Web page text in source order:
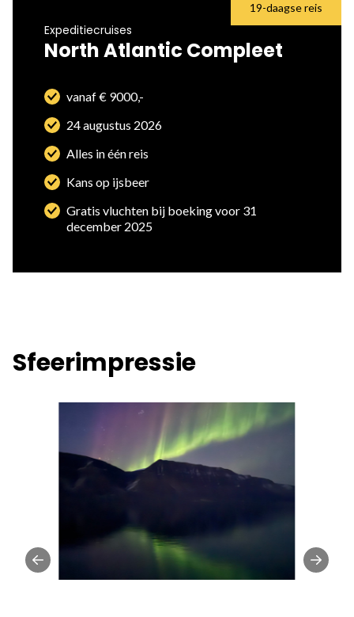
19-daagse reis
North Atlantic Compleet
Expeditiecruises
vanaf € 9000,-
24 augustus 2026
Alles in één reis
Kans op ijsbeer
Gratis vluchten bij boeking voor 31
december 2025
Sfeerimpressie